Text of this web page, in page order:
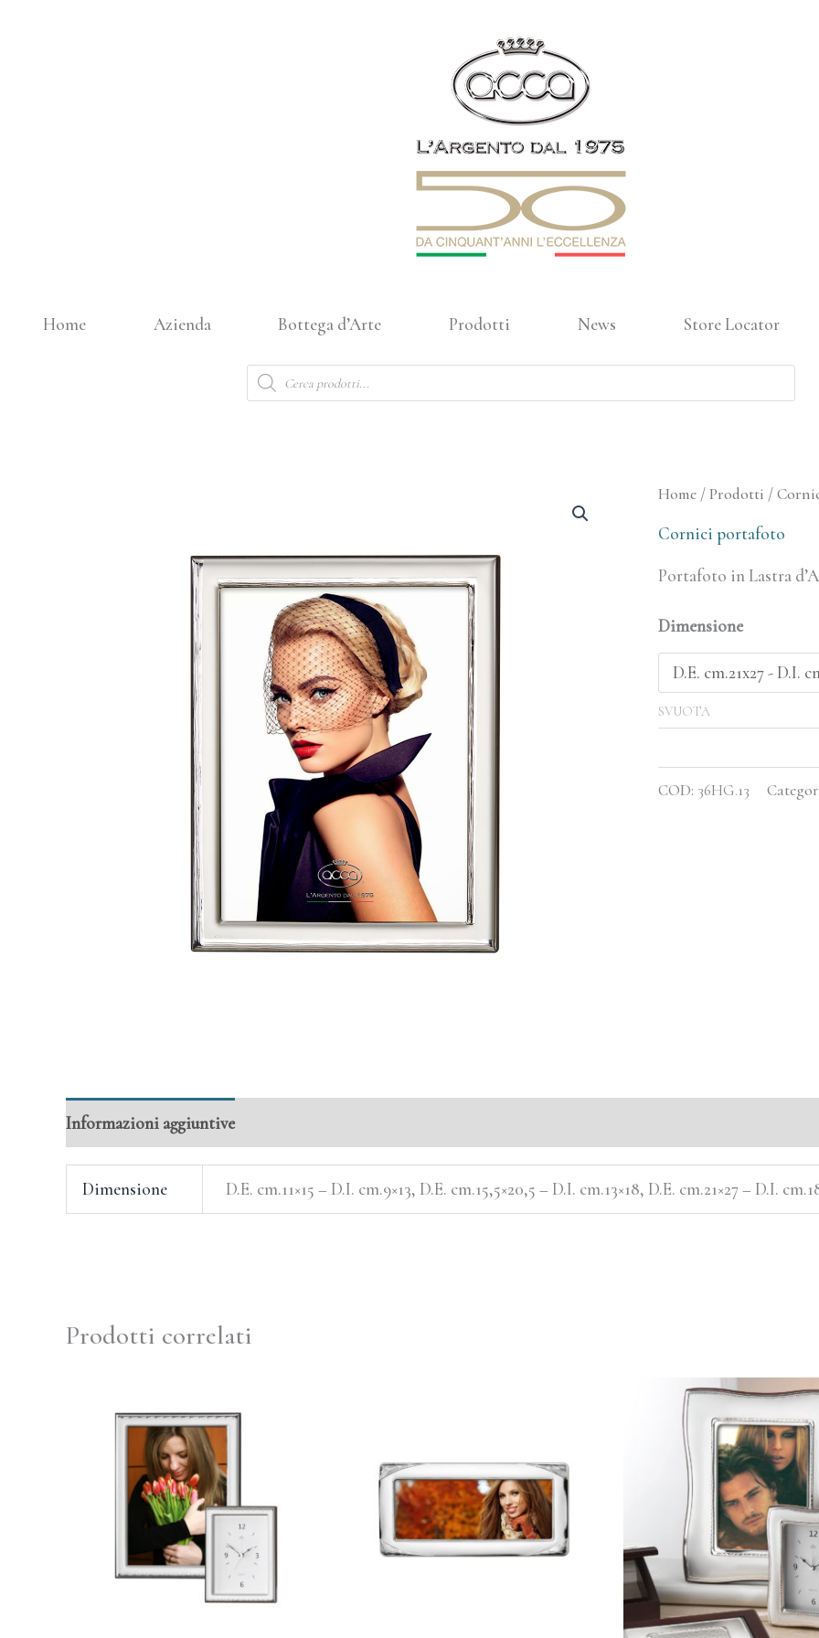
Home Azienda Bottega d’Arte Prodotti News Store Locator
Products
search
Home /Prodotti /
Cornici portafoto
Portafoto in Lastra
Dimensione
SVUOTA
Cornice
Portafoto
COD: 36HG.13
Informazioni aggiuntive
Dimensione D.E. cm.11×15 – D.I. cm.9×13, D.E. cm.15,5×20,5 – D.I. cm.13×18, D.E. cm.21×27 – D.I.
Prodotti correlati